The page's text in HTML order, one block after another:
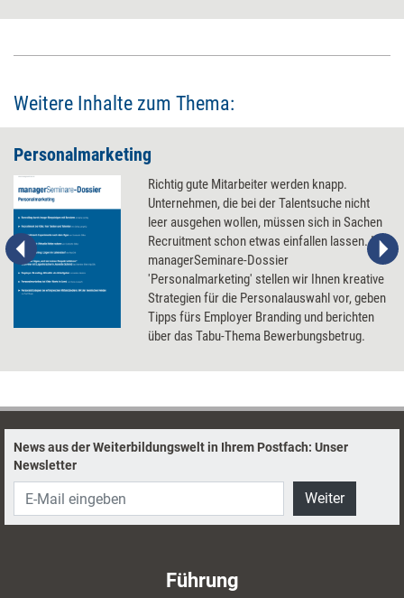
Weitere Inhalte zum Thema:
Personalmarketing
Richtig gute Mitarbeiter werden knapp.
Unternehmen, die bei der Talentsuche nicht
leer ausgehen wollen, müssen sich in Sachen
Recruitment schon etwas einfallen lassen. Im
managerSeminare-Dossier
'Personalmarketing' stellen wir Ihnen kreative
Strategien für die Personalauswahl vor, geben
Tipps fürs Employer Branding und berichten
über das Tabu-Thema Bewerbungsbetrug.
News aus der Weiterbildungswelt in Ihrem Postfach: Unser
Newsletter
Weiter
Führung